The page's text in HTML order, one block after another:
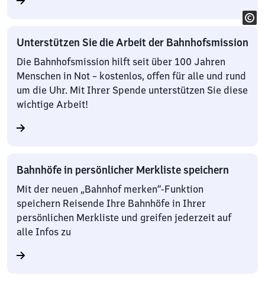
Unterstützen Sie die Arbeit der Bahnhofsmission
Die Bahnhofsmission hilft seit über 100 Jahren
Menschen in Not – kostenlos, offen für alle und rund
um die Uhr. Mit Ihrer Spende unterstützen Sie diese
wichtige Arbeit!
Bahnhöfe in persönlicher Merkliste speichern
Mit der neuen „Bahnhof merken“-Funktion
speichern Reisende Ihre Bahnhöfe in Ihrer
persönlichen Merkliste und greifen jederzeit auf
alle Infos zu